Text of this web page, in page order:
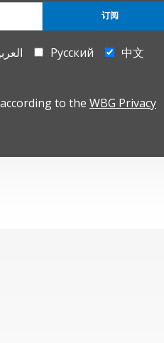
Русский
中文
to the WBG Privacy
订阅